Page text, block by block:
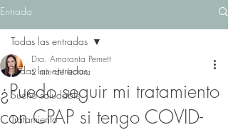
Entrada
Todas las entradas
Sueño saludable
Tratamiento
Todas las entradas
¿Puedo seguir mi tratamiento
con CPAP si tengo COVID-
Dra. Amaranta Pernett
2 min de lectura